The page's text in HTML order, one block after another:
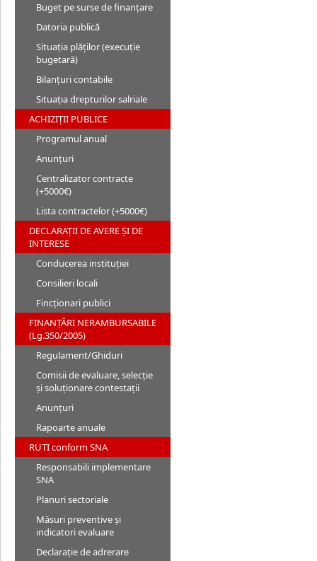
Buget pe surse de finanțare
Datoria publică
Situația plăților (execuție
bugetară)
Bilanțuri contabile
Situația drepturilor salriale
ACHIZIȚII PUBLICE
Programul anual
Anunțuri
Centralizator contracte
(+5000€)
Lista contractelor (+5000€)
DECLARAȚII DE AVERE ȘI DE
INTERESE
Conducerea instituției
Consilieri locali
Fincționari publici
FINANȚĂRI NERAMBURSABILE
(Lg.350/2005)
Regulament/Ghiduri
Comisii de evaluare, selecție
și soluționare contestații
Anunțuri
Rapoarte anuale
RUTI conform SNA
Responsabili implementare
SNA
Planuri sectoriale
Măsuri preventive și
indicatori evaluare
Declarație de adrerare